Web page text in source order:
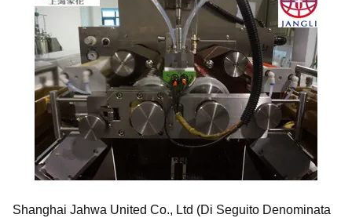
Shanghai Jahwa United Co., Ltd (di Seguito Denominata